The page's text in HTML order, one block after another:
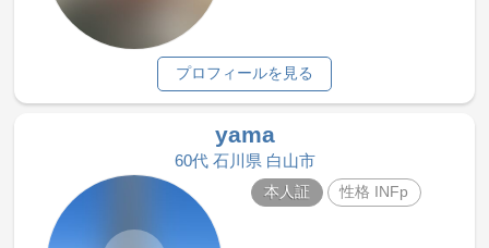
プロフィールを見る
yama
60代 石川県 白山市
本人証 性格 INFp